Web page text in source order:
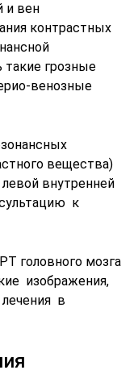
и вен
контрастных
такие грозные
венозные
вещества)
внутренней
к
головного мозга
изображения,
в